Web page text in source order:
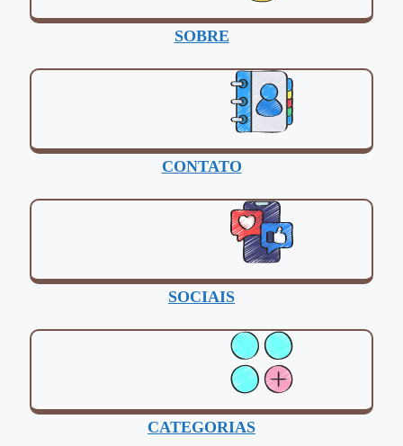
SOBRE
CONTATO
SOCIAIS
CATEGORIAS